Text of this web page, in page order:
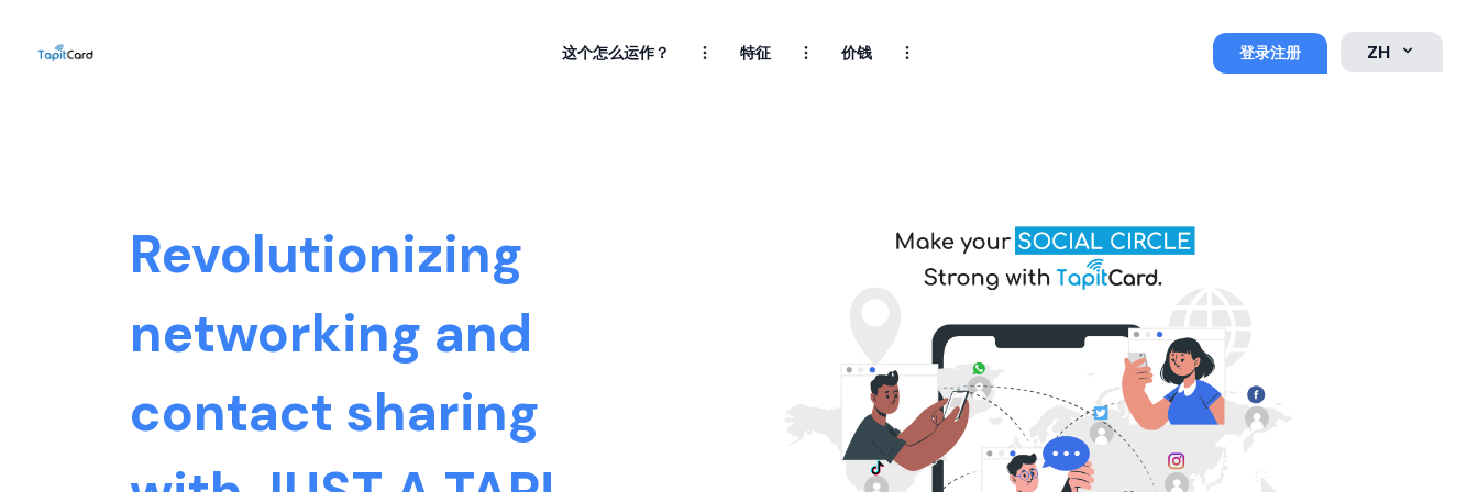
这个怎么运作？ 特征 价钱 登录注册 ZH
Revolutionizing
networking and
contact sharing